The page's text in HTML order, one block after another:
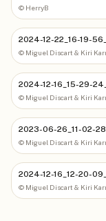
© HerryB
2024-12-22_16-19-
© Miguel Discart & Kiri
2024-12-16_15-29-
© Miguel Discart & Kiri
2023-06-26_11-02-
© Miguel Discart & Kiri
2024-12-16_12-20-
© Miguel Discart & Kiri